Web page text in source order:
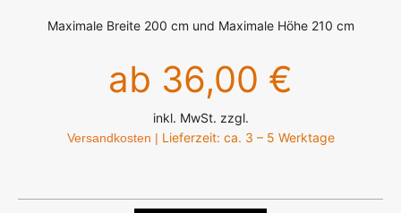
Maximale Breite 200 cm und Maximale Höhe 210 cm
ab 36,00 €
inkl. MwSt. zzgl.
Versandkosten | Lieferzeit: ca. 3 – 5 Werktage